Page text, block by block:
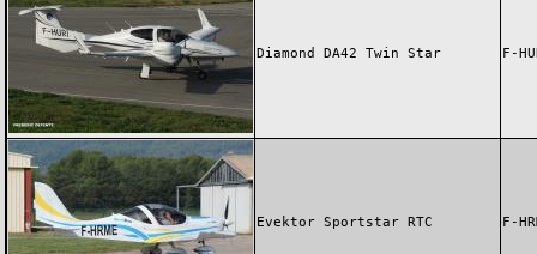
Diamond DA42 Twin Star F-
Evektor Sportstar RTC F-